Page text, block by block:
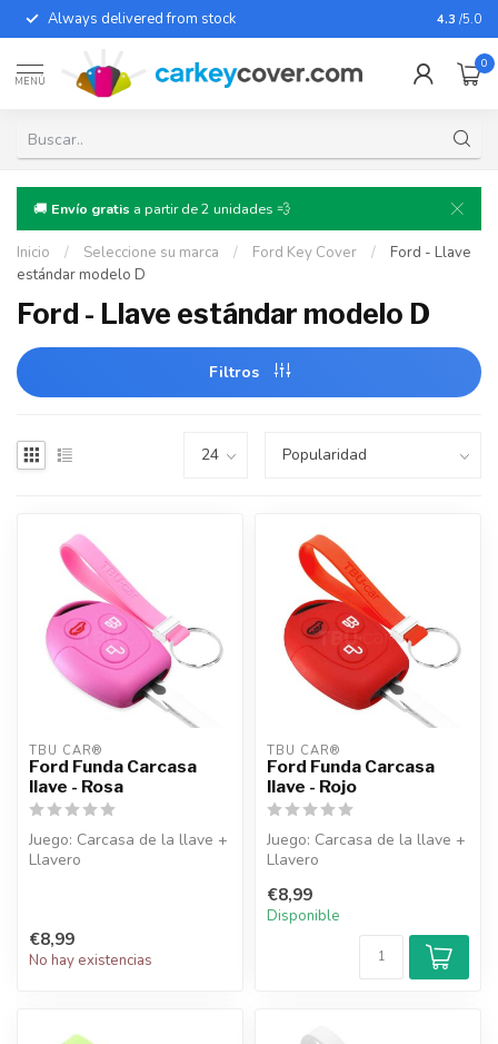
Always delivered from stock For
4.3 /5.0
MENÚ
0
🚚 Envío gratis a partir de 2 unidades 💨
Inicio / Seleccione su marca / Ford Key Cover /
Ford - Llave
estándar modelo D
Ford - Llave estándar modelo D
Filtros
TBU CAR®
Ford Funda Carcasa
llave - Rosa
Juego: Carcasa de la llave +
Llavero
€8,99
No hay existencias
TBU CAR®
Ford Funda Carcasa
llave - Rojo
Juego: Carcasa de la llave +
Llavero
€8,99
Disponible